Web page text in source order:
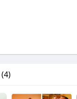
(4)